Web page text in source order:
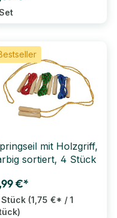
mit Holzgriff,
sortiert, 4 Stück
€*
(1,75 €* / 1